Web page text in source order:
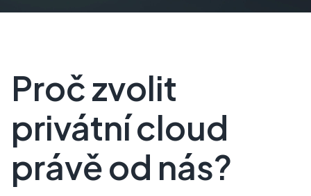
Proč zvolit
privátní cloud
právě od nás?